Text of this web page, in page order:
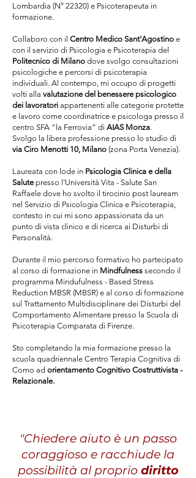
Lombardia (N° 22320) e Psicoterapeuta in
formazione.
Collaboro con il Centro Medico Sant'Agostino e
con il servizio di Psicologia e Psicoterapia del
Politecnico di Milano dove svolgo consultazioni
psicologiche e percorsi di psicoterapia
individuali. Al contempo, mi occupo di progetti
volti alla valutazione del benessere psicologico
dei lavoratori appartenenti alle categorie protette
e lavoro come coordinatrice e psicologa presso il
centro SFA “la Ferrovia” di AIAS Monza.
Svolgo la libera professione presso lo studio di
via Ciro Menotti 10, Milano (zona Porta Venezia).
Laureata con lode in Psicologia Clinica e della
Salute presso l’Università Vita - Salute San
Raffaele dove ho svolto il tirocinio post lauream
nel Servizio di Psicologia Clinica e Psicoterapia,
contesto in cui mi sono appassionata da un
punto di vista clinico e di ricerca ai Disturbi di
Personalità.
Durante il mio percorso formativo ho partecipato
al corso di formazione in Mindfulness secondo il
programma Mindufulness - Based Stress
Reduction MBSR (MBSR) e al corso di formazione
sul Trattamento Multidisciplinare dei Disturbi del
Comportamento Alimentare presso la Scuola di
Psicoterapia Comparata di Firenze.
Sto completando la mia formazione presso la
scuola quadriennale Centro Terapia Cognitiva di
Como ad orientamento Cognitivo Costruttivista -
Relazionale.
"Chiedere aiuto è un passo
coraggioso e racchiude la
possibilità al proprio diritto